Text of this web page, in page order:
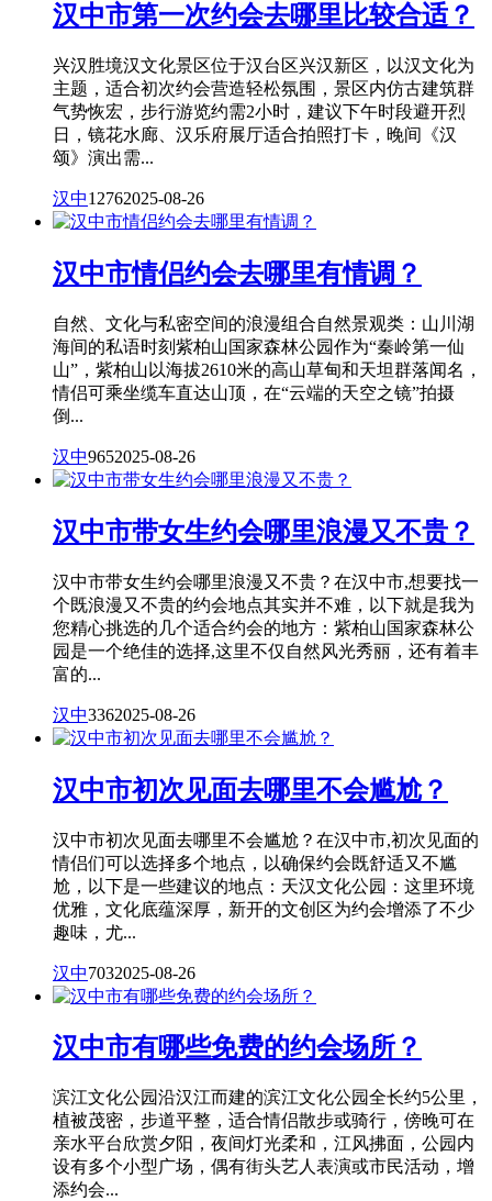
汉中市第一次约会去哪里比较合适？
兴汉胜境汉文化景区位于汉台区兴汉新区，以汉文化为
主题，适合初次约会营造轻松氛围，景区内仿古建筑群
气势恢宏，步行游览约需2小时，建议下午时段避开烈
日，镜花水廊、汉乐府展厅适合拍照打卡，晚间《汉
颂》演出需...
汉中12762025-08-26
汉中市情侣约会去哪里有情调？
自然、文化与私密空间的浪漫组合自然景观类：山川湖
海间的私语时刻紫柏山国家森林公园作为“秦岭第一仙
山”，紫柏山以海拔2610米的高山草甸和天坦群落闻名，
情侣可乘坐缆车直达山顶，在“云端的天空之镜”拍摄
倒...
汉中9652025-08-26
汉中市带女生约会哪里浪漫又不贵？
汉中市带女生约会哪里浪漫又不贵？在汉中市,想要找一
个既浪漫又不贵的约会地点其实并不难，以下就是我为
您精心挑选的几个适合约会的地方：紫柏山国家森林公
园是一个绝佳的选择,这里不仅自然风光秀丽，还有着丰
富的...
汉中3362025-08-26
汉中市初次见面去哪里不会尴尬？
汉中市初次见面去哪里不会尴尬？在汉中市,初次见面的
情侣们可以选择多个地点，以确保约会既舒适又不尴
尬，以下是一些建议的地点：天汉文化公园：这里环境
优雅，文化底蕴深厚，新开的文创区为约会增添了不少
趣味，尤...
汉中7032025-08-26
汉中市有哪些免费的约会场所？
滨江文化公园沿汉江而建的滨江文化公园全长约5公里，
植被茂密，步道平整，适合情侣散步或骑行，傍晚可在
亲水平台欣赏夕阳，夜间灯光柔和，江风拂面，公园内
设有多个小型广场，偶有街头艺人表演或市民活动，增
添约会...